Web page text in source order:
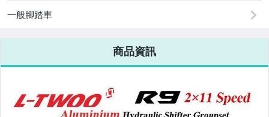
美容保養與彩妝
電腦、平板與周邊
相機、攝影與周邊
嬰幼兒與孕婦
一般腳踏車
商品資訊